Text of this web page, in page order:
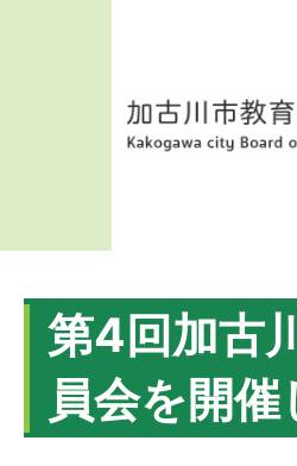
第4回加古
員会を開